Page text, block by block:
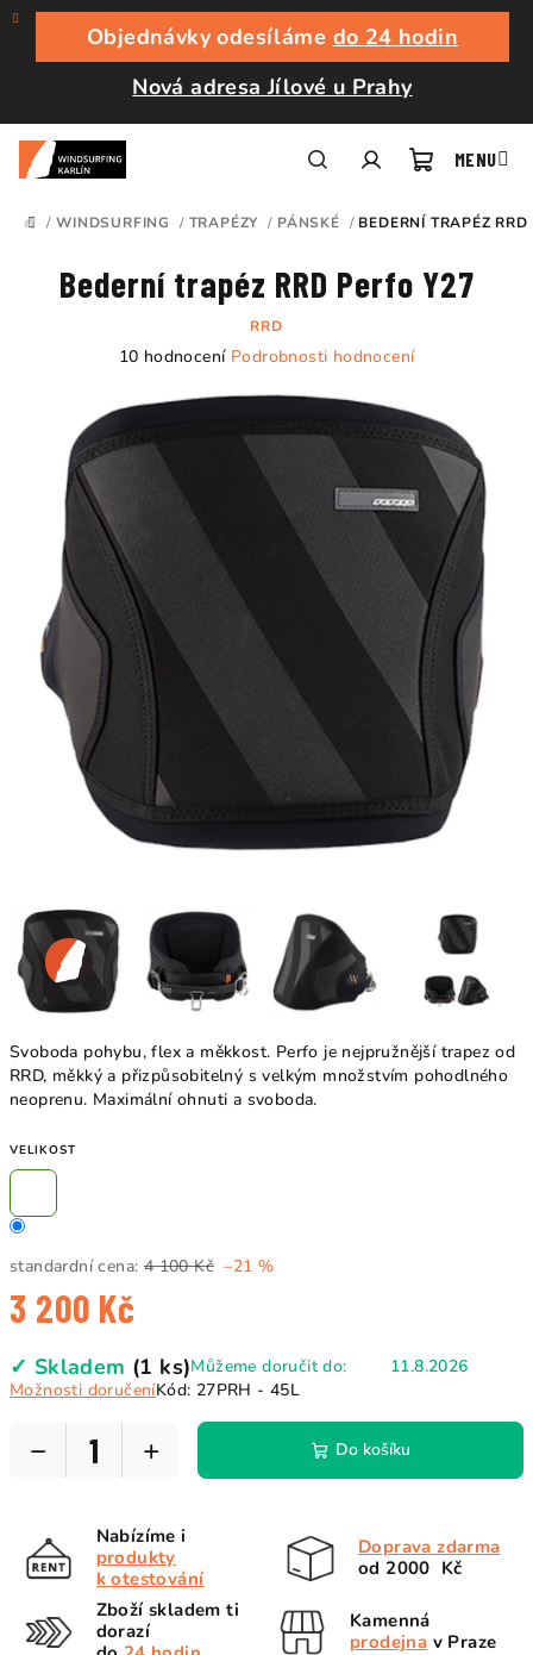
Přejít
obsah
Objednávky odesíláme do 24 hodin
Nová adresa Jílové u Prahy
košík
DOMŮ
/ WINDSURFING / TRAPÉZY / PÁNSKÉ / BEDERNÍ TRAPÉZ RRD
Svoboda pohybu, flex a měkkost. Perfo je nejpružnější trapez od
RRD, měkký a přizpůsobitelný s velkým množstvím pohodlného
neoprenu. Maximální ohnuti a svoboda.
VELIKOST
standardní cena: 4 100 Kč –21 %
3 200 Kč
cena:
✓ Skladem (1 ks)Můžeme doručit do:
11.8.2026
Možnosti doručeníKód: 27PRH - 45L
+
− Do košíku
Bederní trapéz RRD Perfo Y27
RRD
Průměrné
produktu
4,8
hvězdiček.
10 hodnocení Podrobnosti hodnocení
Nabízíme i
produkty
k otestování
Doprava zdarma
od 2000 Kč
Zboží skladem ti
dorazí
Kamenná
prodejna v Praze